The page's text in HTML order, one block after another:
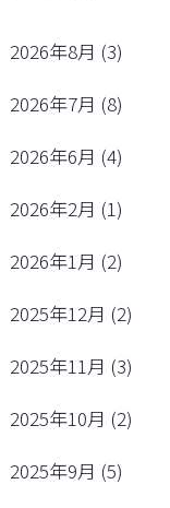
2026年8月 (3)
2026年7月 (8)
2026年6月 (4)
2026年2月 (1)
2026年1月 (2)
2025年12月 (2)
2025年11月 (3)
2025年10月 (2)
2025年9月 (5)